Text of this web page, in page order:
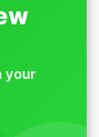
your